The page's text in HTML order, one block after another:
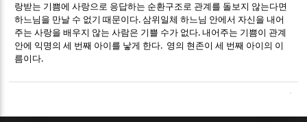
랑받는 기쁨에 사랑으로 응답하는 순환구조로 관계를 돌보지 않는다면
하느님을 만날 수 없기 때문이다.삼위일체 하느님 안에서 자신을 내어
주는 사랑을 배우지 않는 사람은 기쁠 수가 없다.내어주는 기쁨이 관계
안에 익명의 세 번째 아이를 낳게 한다. 영의 현존이 세 번째 아이의 이
름이다.